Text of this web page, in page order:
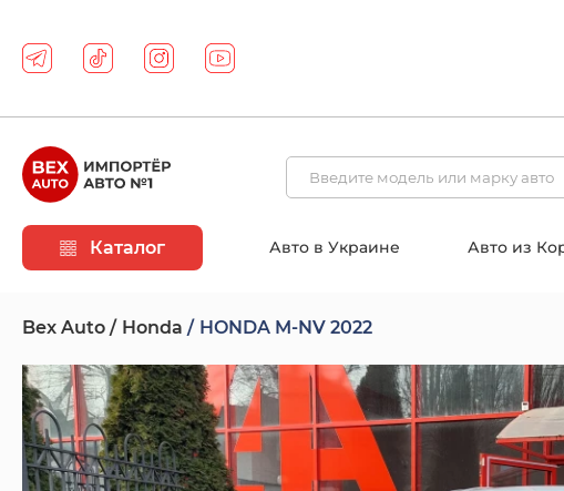
Каталог Авто в Украине Авто из
Bex Auto Honda HONDA M-NV 2022